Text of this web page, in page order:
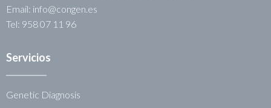
Email: info@congen.es
Tel: 958 07 11 96
Servicios
Genetic Diagnosis